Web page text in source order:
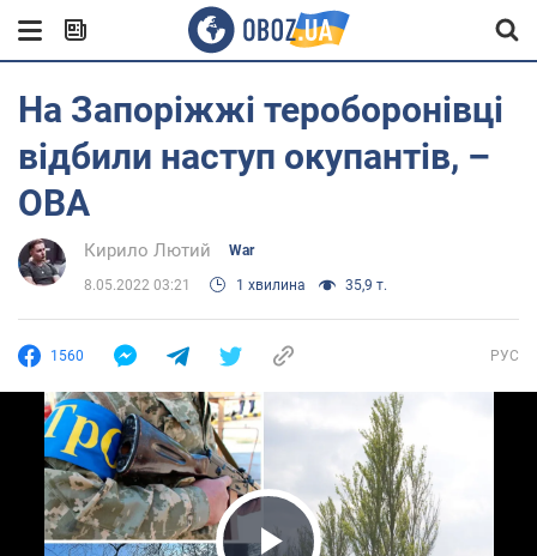
На Запоріжжі тероборонівці
відбили наступ окупантів, –
ОВА
Кирило Лютий War
8.05.2022 03:21 1 хвилина 35,9 т.
1560 РУС